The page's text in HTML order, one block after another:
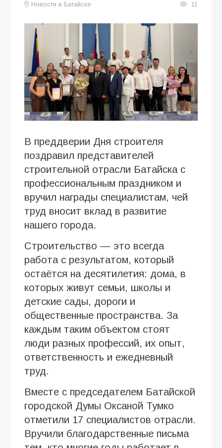
Новости в Батайске
11
В преддверии Дня строителя
поздравил представителей
строительной отрасли Батайска с
профессиональным праздником и
вручил награды специалистам, чей
труд вносит вклад в развитие
нашего города.
Строительство — это всегда
работа с результатом, который
остаётся на десятилетия: дома, в
которых живут семьи, школы и
детские сады, дороги и
общественные пространства. За
каждым таким объектом стоят
люди разных профессий, их опыт,
ответственность и ежедневный
труд.
Вместе с председателем Батайской
городской Думы Оксаной Тумко
отметили 17 специалистов отрасли.
Вручили благодарственные письма